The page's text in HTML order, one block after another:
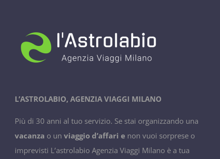
L’ASTROLABIO, AGENZIA VIAGGI MILANO
Più di 30 anni al tuo servizio. Se stai organizzando una
vacanza o un viaggio d’affari e non vuoi sorprese o
imprevisti L’astrolabio Agenzia Viaggi Milano è a tua